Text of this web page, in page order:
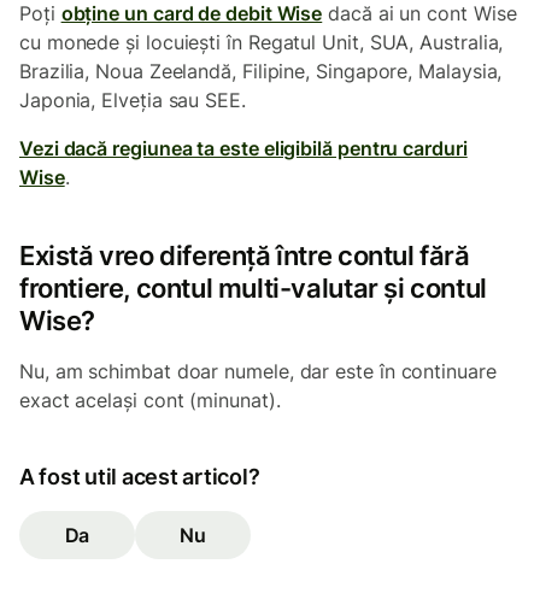
Poți obține un card de debit Wise dacă ai un cont Wise
cu monede și locuiești în Regatul Unit, SUA, Australia,
Brazilia, Noua Zeelandă, Filipine, Singapore, Malaysia,
Japonia, Elveția sau SEE.
Vezi dacă regiunea ta este eligibilă pentru carduri
Wise.
Există vreo diferență între contul fără
frontiere, contul multi-valutar și contul
Wise?
Nu, am schimbat doar numele, dar este în continuare
exact același cont (minunat).
A fost util acest articol?
Da Nu